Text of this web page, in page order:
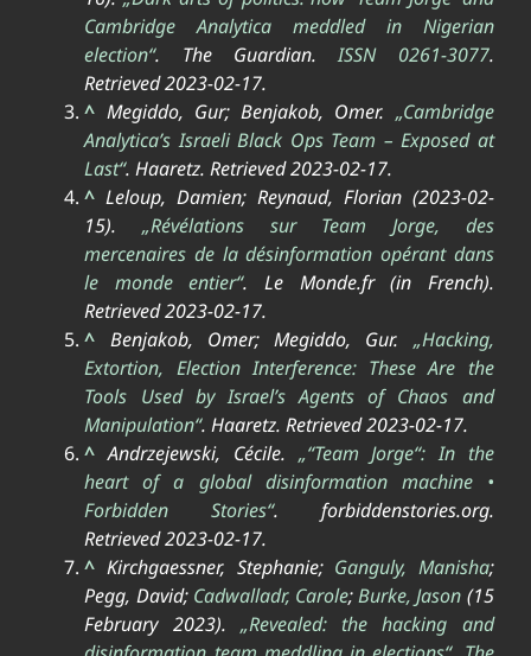
Cambridge Analytica meddled in Nigerian
election“. The Guardian.ISSN 0261-3077.
Retrieved2023-02-17.
^ Megiddo, Gur; Benjakob, Omer. „Cambridge
Analytica’s Israeli Black Ops Team – Exposed at
Last“.Haaretz. Retrieved2023-02-17.
^ Leloup, Damien; Reynaud, Florian (2023-02-
15).„Révélations sur Team Jorge, des
mercenaires de la désinformation opérant dans
le monde entier“. Le Monde.fr(in French).
Retrieved2023-02-17.
^ Benjakob, Omer; Megiddo, Gur. „Hacking,
Extortion, Election Interference: These Are the
Tools Used by Israel’s Agents of Chaos and
Manipulation“.Haaretz. Retrieved2023-02-17.
^ Andrzejewski, Cécile. „“Team Jorge“: In the
heart of a global disinformation machine •
Forbidden Stories“. forbiddenstories.org.
Retrieved2023-02-17.
^ Kirchgaessner, Stephanie; Ganguly, Manisha;
Pegg, David; Cadwalladr, Carole;Burke, Jason (15
February 2023). „Revealed: the hacking and